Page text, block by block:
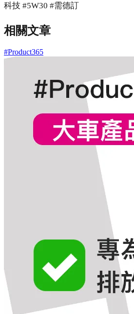
科技 #5W30 #需德訂
相關文章
#Product365